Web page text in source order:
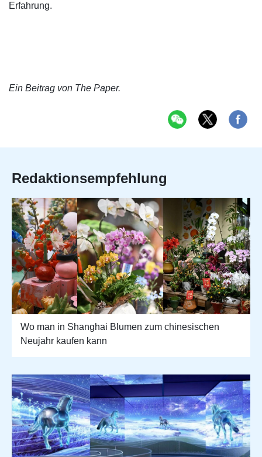
Erfahrung.
Ein Beitrag von The Paper.
Redaktionsempfehlung
Wo man in Shanghai Blumen zum chinesischen
Neujahr kaufen kann